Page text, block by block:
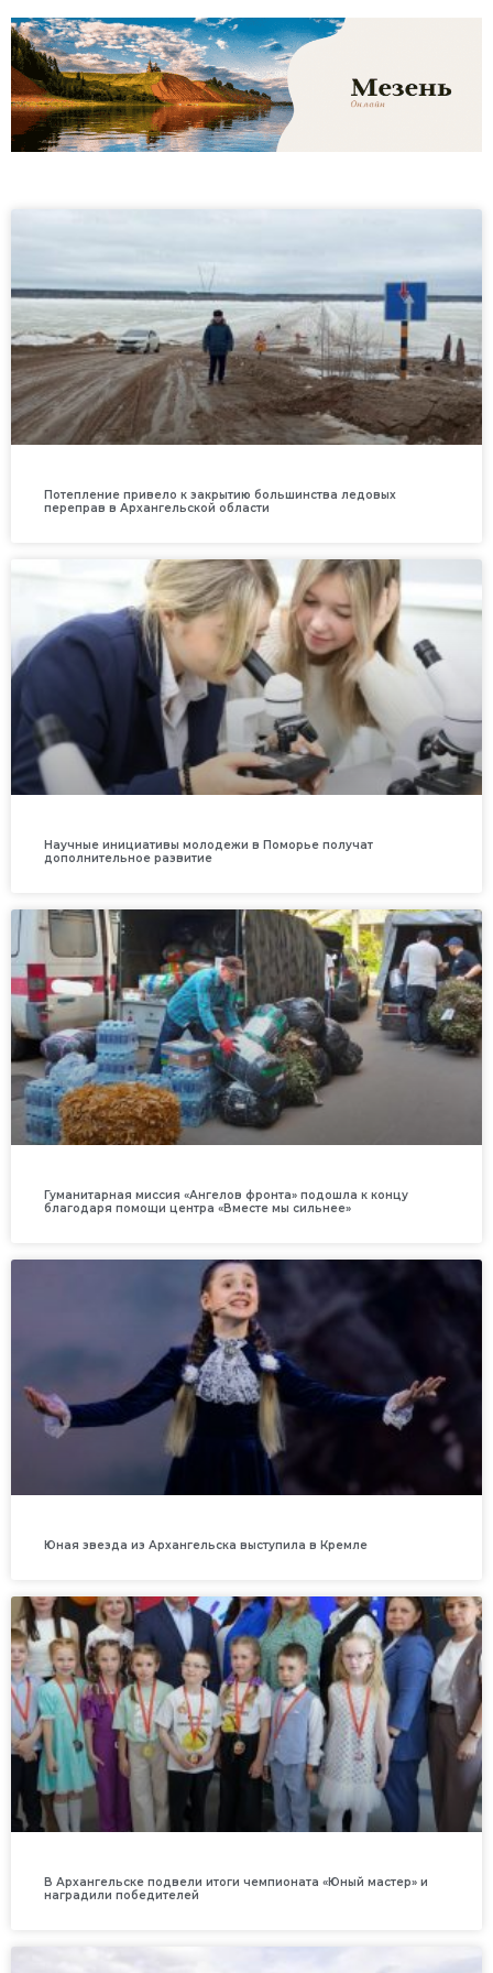
Потепление привело к закрытию большинства ледовых
переправ в Архангельской области
Научные инициативы молодежи в Поморье получат
дополнительное развитие
Гуманитарная миссия «Ангелов фронта» подошла к концу
благодаря помощи центра «Вместе мы сильнее»
Юная звезда из Архангельска выступила в Кремле
В Архангельске подвели итоги чемпионата «Юный мастер» и
наградили победителей